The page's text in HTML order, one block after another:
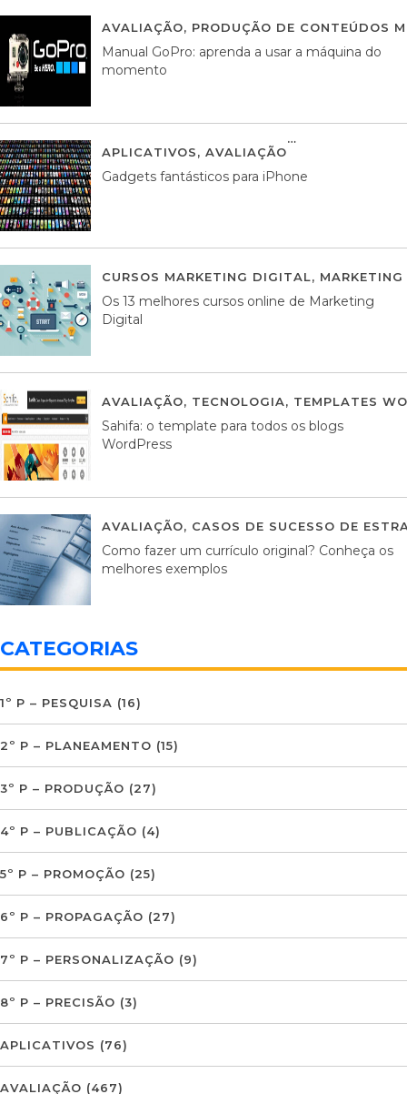
AVALIAÇÃO, PRODUÇÃO DE CONTEÚDOS
Manual GoPro: aprenda a usar a máquina do
momento
APLICATIVOS, AVALIAÇÃO
Gadgets fantásticos para iPhone
CURSOS MARKETING DIGITAL,
Os 13 melhores cursos online de Marketing
Digital
AVALIAÇÃO, TECNOLOGIA, TEMPLATES
Sahifa: o template para todos os blogs
WordPress
AVALIAÇÃO, CASOS DE SUCESSO DE
Como fazer um currículo original? Conheça os
melhores exemplos
CATEGORIAS
1º P – PESQUISA (16)
2º P – PLANEAMENTO (15)
3º P – PRODUÇÃO (27)
4º P – PUBLICAÇÃO (4)
5º P – PROMOÇÃO (25)
6º P – PROPAGAÇÃO (27)
7º P – PERSONALIZAÇÃO (9)
8º P – PRECISÃO (3)
APLICATIVOS (76)
AVALIAÇÃO (467)